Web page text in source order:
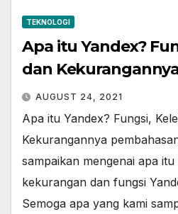
TEKNOLOGI
Apa itu Yandex?
dan
AUGUST 24, 2021
Apa itu Yandex? Fungsi,
Kekurangannya
sampaikan mengenai apa
kekurangan dan fungsi
Semoga apa yang kami